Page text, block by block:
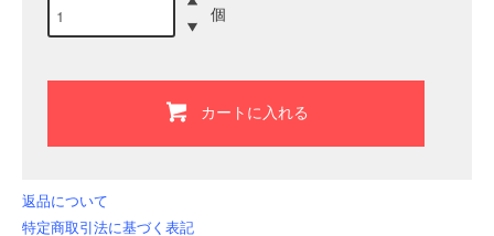
個
カートに入れる
返品について
特定商取引法に基づく表記